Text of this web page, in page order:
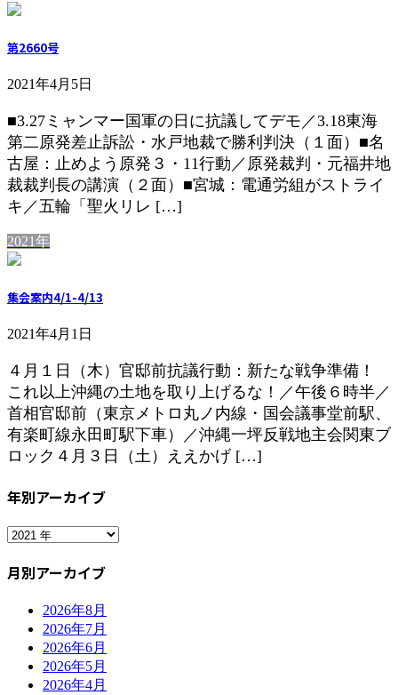
第2660号
2021年4月5日
■3.27ミャンマー国軍の日に抗議してデモ／3.18東海
第二原発差止訴訟・水戸地裁で勝利判決（１面）■名
古屋：止めよう原発３・11行動／原発裁判・元福井地
裁裁判長の講演（２面）■宮城：電通労組がストライ
キ／五輪「聖火リレ […]
2021年
集会案内4/1-4/13
2021年4月1日
４月１日（木）官邸前抗議行動：新たな戦争準備！
これ以上沖縄の土地を取り上げるな！／午後６時半／
首相官邸前（東京メトロ丸ノ内線・国会議事堂前駅、
有楽町線永田町駅下車）／沖縄一坪反戦地主会関東ブ
ロック４月３日（土）ええかげ […]
年別アーカイブ
月別アーカイブ
2026年8月
2026年7月
2026年6月
2026年5月
2026年4月